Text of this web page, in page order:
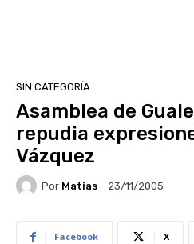
SIN CATEGORÍA
Asamblea de
repudia
Vázquez
Por Matias 23/11/2005
Facebook X